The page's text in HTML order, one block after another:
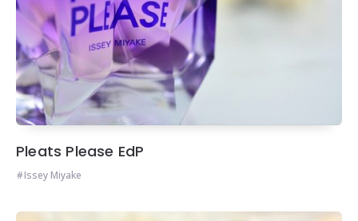
Pleats Please EdP
Issey Miyake